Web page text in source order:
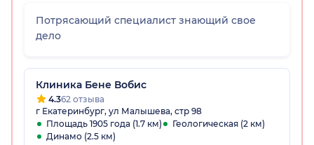
Потрясающий специалист знающий свое
дело
Клиника Бене Вобис
4.362 отзыва
г Екатеринбург, ул Малышева, стр 98
Площадь 1905 года (1.7 км)
Геологическая (2 км)
Динамо (2.5 км)